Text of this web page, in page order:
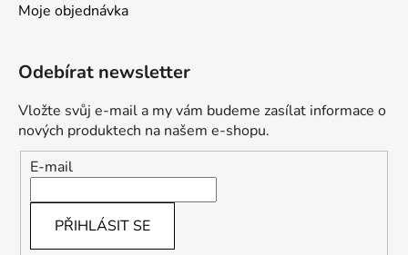
Moje objednávka
Odebírat newsletter
Vložte svůj e-mail a my vám budeme zasílat informace o
nových produktech na našem e-shopu.
E-mail
PŘIHLÁSIT SE